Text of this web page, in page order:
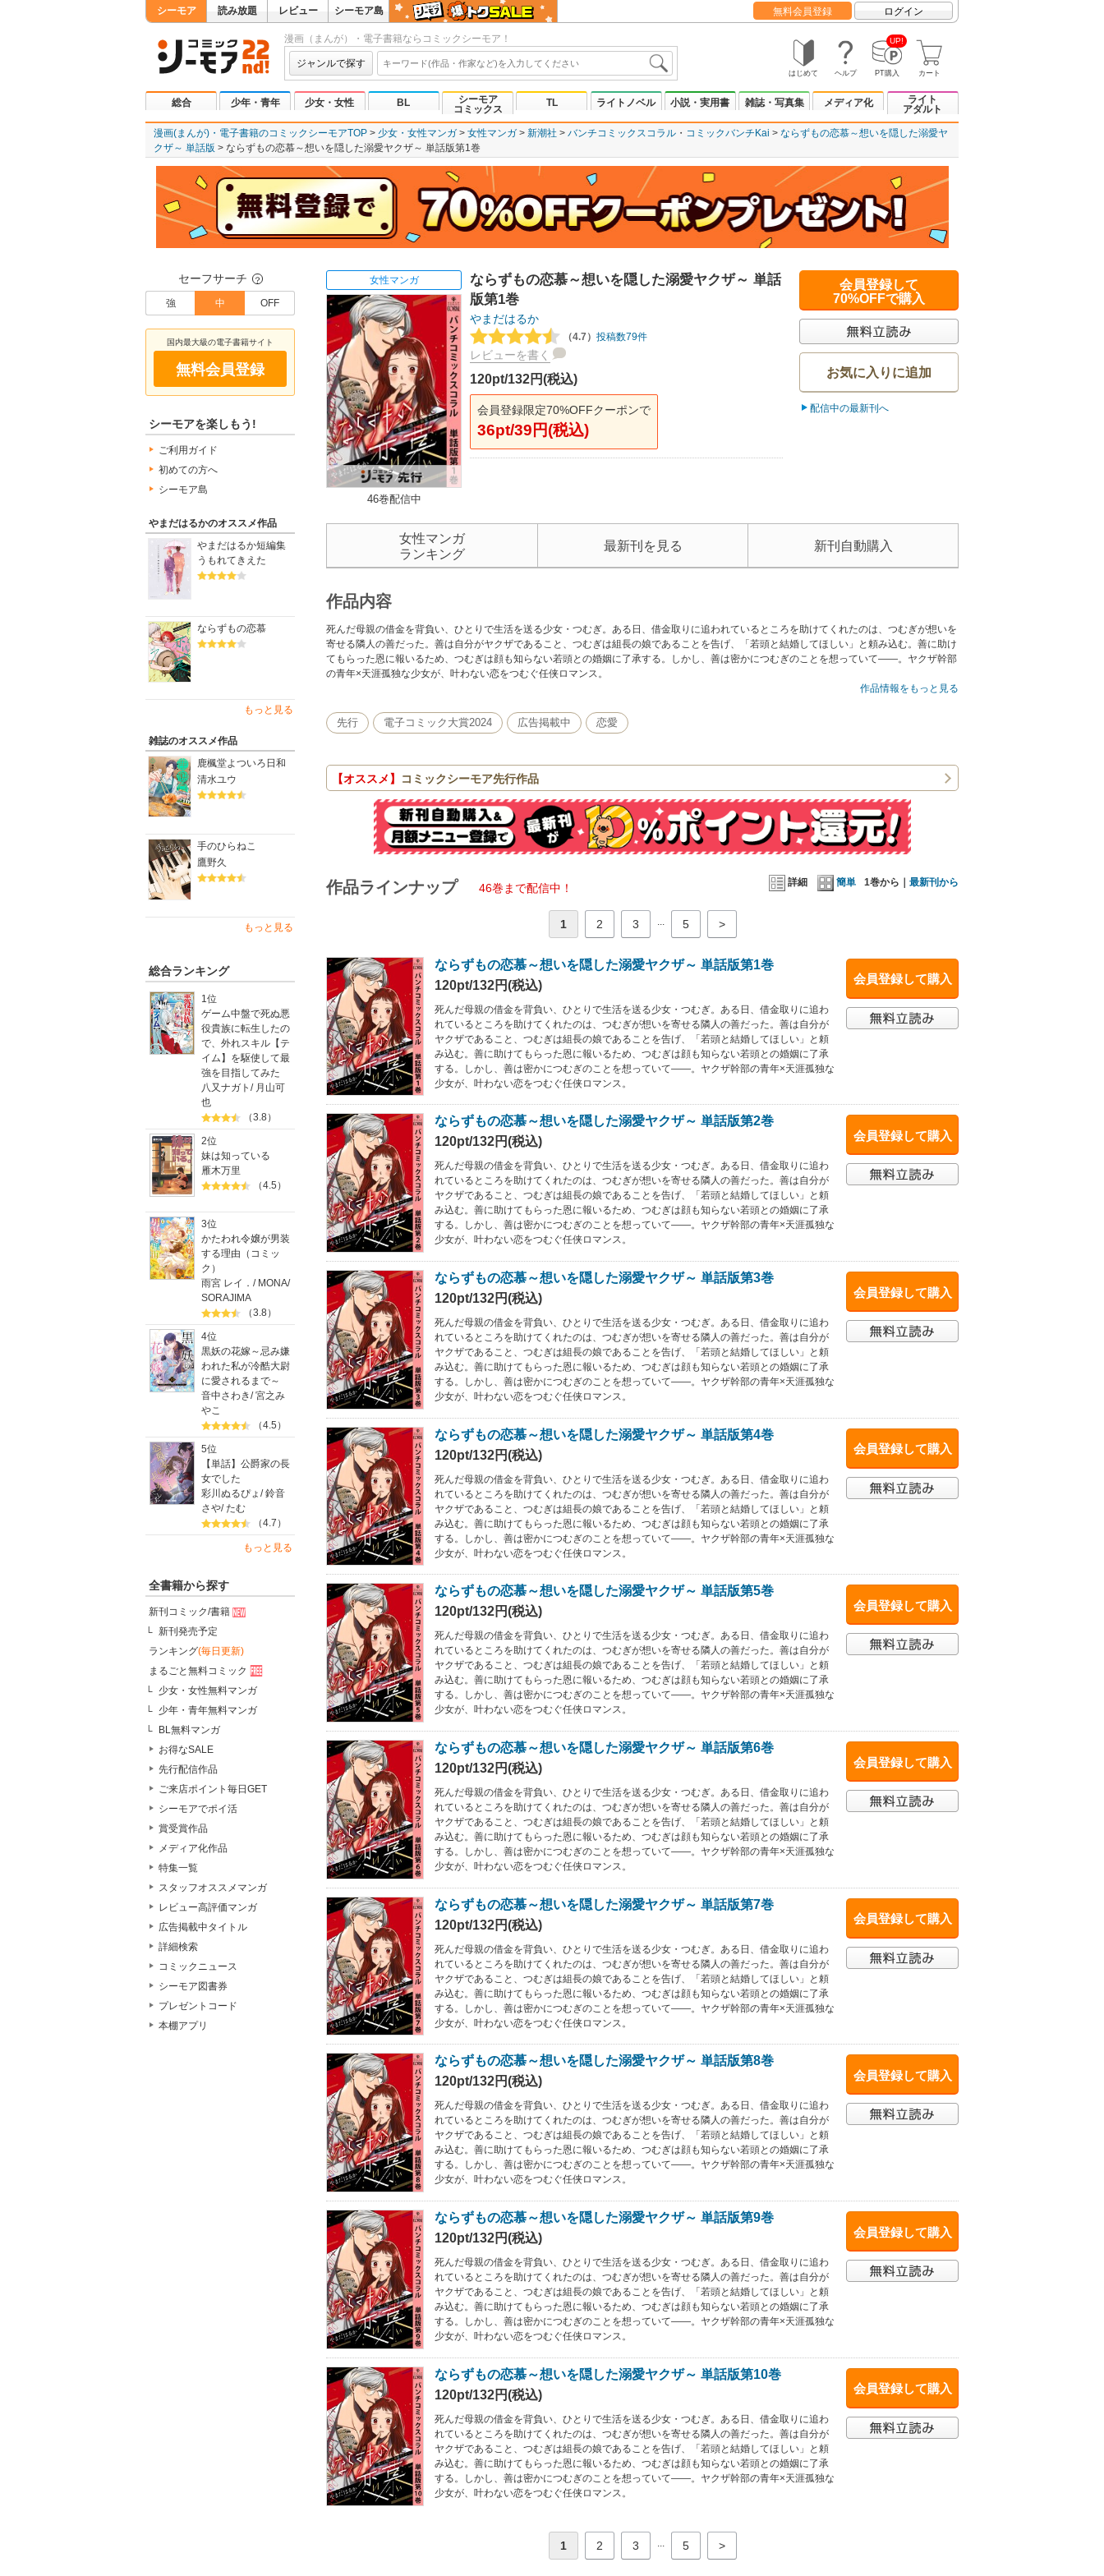
シーモア 読み放題 レビュー シーモア島 無料会員登録 ログイン
漫画（まんが）・電子書籍ならコミックシーモア！
ジャンルで探す
はじめて ヘルプ
UP!
PT購入 カート
総合 少年・青年 少女・女性 BL
シーモア
コミックス
TL ライトノベル 小説・実用書 雑誌・写真集 メディア化
ライト
アダルト
漫画(まんが)・電子書籍のコミックシーモアTOP 少女・女性マンガ 女性マンガ 新潮社 バンチコミックスコラル コミックバンチKai
ならずもの恋慕～想いを隠した溺愛ヤ
クザ～ 単話版
ならずもの恋慕～想いを隠した溺愛ヤクザ～ 単話版第1巻
セーフサーチ ？
強 中 OFF
国内最大級の電子書籍サイト
無料会員登録
シーモアを楽しもう!
ご利用ガイド
初めての方へ
シーモア島
やまだはるかのオススメ作品
やまだはるか短編集
うもれてきえた
ならずもの恋慕
もっと見る
雑誌のオススメ作品
鹿楓堂よついろ日和
清水ユウ
手のひらねこ
鷹野久
もっと見る
総合ランキング
1位
ゲーム中盤で死ぬ悪
役貴族に転生したの
で、外れスキル【テ
イム】を駆使して最
強を目指してみた
八又ナガト / 月山可
也
（3.8）
2位
妹は知っている
雁木万里
（4.5）
3位
かたわれ令嬢が男装
する理由（コミッ
ク）
雨宮 レイ． / MONA/
SORAJIMA
（3.8）
4位
黒妖の花嫁～忌み嫌
われた私が冷酷大尉
に愛されるまで～
音中さわき/宮之み
やこ
（4.5）
5位
【単話】公爵家の長
女でした
彩川ぬるぴょ /鈴音
さや/たむ
（4.7）
もっと見る
全書籍から探す
新刊コミック/書籍
新刊発売予定
ランキング(毎日更新)
まるごと無料コミック
少女・女性無料マンガ
少年・青年無料マンガ
BL無料マンガ
お得なSALE
先行配信作品
ご来店ポイント毎日GET
シーモアでポイ活
賞受賞作品
メディア化作品
特集一覧
スタッフオススメマンガ
レビュー高評価マンガ
広告掲載中タイトル
詳細検索
コミックニュース
シーモア図書券
プレゼントコード
本棚アプリ
女性マンガ
46巻配信中
ならずもの恋慕～想いを隠した溺愛ヤクザ～ 単話
版第1巻
やまだはるか
（4.7） 投稿数79件
レビューを書く
120pt/132円(税込)
会員登録限定70%OFFクーポンで
36pt/39円(税込)
会員登録して
70%OFFで購入
お気に入りに追加
配信中の最新刊へ
女性マンガ
ランキング
最新刊を見る 新刊自動購入
作品内容
死んだ母親の借金を背負い、ひとりで生活を送る少女・つむぎ。ある日、借金取りに追われているところを助けてくれたのは、つむぎが想いを
寄せる隣人の善だった。善は自分がヤクザであること、つむぎは組長の娘であることを告げ、「若頭と結婚してほしい」と頼み込む。善に助け
てもらった恩に報いるため、つむぎは顔も知らない若頭との婚姻に了承する。しかし、善は密かにつむぎのことを想っていて――。ヤクザ幹部
の青年×天涯孤独な少女が、叶わない恋をつむぐ任侠ロマンス。
作品情報をもっと見る
先行 電子コミック大賞2024 広告掲載中 恋愛
【オススメ】 コミックシーモア先行作品
詳細 簡単 1巻から｜ 最新刊から
作品ラインナップ 46巻まで配信中！
1 2 3 5 >
会員登録して購入
ならずもの恋慕～想いを隠した溺愛ヤクザ～ 単話版第1巻
120pt/132円(税込)
死んだ母親の借金を背負い、ひとりで生活を送る少女・つむぎ。ある日、借金取りに追わ
れているところを助けてくれたのは、つむぎが想いを寄せる隣人の善だった。善は自分が
ヤクザであること、つむぎは組長の娘であることを告げ、「若頭と結婚してほしい」と頼
み込む。善に助けてもらった恩に報いるため、つむぎは顔も知らない若頭との婚姻に了承
する。しかし、善は密かにつむぎのことを想っていて――。ヤクザ幹部の青年×天涯孤独な
少女が、叶わない恋をつむぐ任侠ロマンス。
会員登録して購入
ならずもの恋慕～想いを隠した溺愛ヤクザ～ 単話版第2巻
120pt/132円(税込)
死んだ母親の借金を背負い、ひとりで生活を送る少女・つむぎ。ある日、借金取りに追わ
れているところを助けてくれたのは、つむぎが想いを寄せる隣人の善だった。善は自分が
ヤクザであること、つむぎは組長の娘であることを告げ、「若頭と結婚してほしい」と頼
み込む。善に助けてもらった恩に報いるため、つむぎは顔も知らない若頭との婚姻に了承
する。しかし、善は密かにつむぎのことを想っていて――。ヤクザ幹部の青年×天涯孤独な
少女が、叶わない恋をつむぐ任侠ロマンス。
会員登録して購入
ならずもの恋慕～想いを隠した溺愛ヤクザ～ 単話版第3巻
120pt/132円(税込)
死んだ母親の借金を背負い、ひとりで生活を送る少女・つむぎ。ある日、借金取りに追わ
れているところを助けてくれたのは、つむぎが想いを寄せる隣人の善だった。善は自分が
ヤクザであること、つむぎは組長の娘であることを告げ、「若頭と結婚してほしい」と頼
み込む。善に助けてもらった恩に報いるため、つむぎは顔も知らない若頭との婚姻に了承
する。しかし、善は密かにつむぎのことを想っていて――。ヤクザ幹部の青年×天涯孤独な
少女が、叶わない恋をつむぐ任侠ロマンス。
会員登録して購入
ならずもの恋慕～想いを隠した溺愛ヤクザ～ 単話版第4巻
120pt/132円(税込)
死んだ母親の借金を背負い、ひとりで生活を送る少女・つむぎ。ある日、借金取りに追わ
れているところを助けてくれたのは、つむぎが想いを寄せる隣人の善だった。善は自分が
ヤクザであること、つむぎは組長の娘であることを告げ、「若頭と結婚してほしい」と頼
み込む。善に助けてもらった恩に報いるため、つむぎは顔も知らない若頭との婚姻に了承
する。しかし、善は密かにつむぎのことを想っていて――。ヤクザ幹部の青年×天涯孤独な
少女が、叶わない恋をつむぐ任侠ロマンス。
会員登録して購入
ならずもの恋慕～想いを隠した溺愛ヤクザ～ 単話版第5巻
120pt/132円(税込)
死んだ母親の借金を背負い、ひとりで生活を送る少女・つむぎ。ある日、借金取りに追わ
れているところを助けてくれたのは、つむぎが想いを寄せる隣人の善だった。善は自分が
ヤクザであること、つむぎは組長の娘であることを告げ、「若頭と結婚してほしい」と頼
み込む。善に助けてもらった恩に報いるため、つむぎは顔も知らない若頭との婚姻に了承
する。しかし、善は密かにつむぎのことを想っていて――。ヤクザ幹部の青年×天涯孤独な
少女が、叶わない恋をつむぐ任侠ロマンス。
会員登録して購入
ならずもの恋慕～想いを隠した溺愛ヤクザ～ 単話版第6巻
120pt/132円(税込)
死んだ母親の借金を背負い、ひとりで生活を送る少女・つむぎ。ある日、借金取りに追わ
れているところを助けてくれたのは、つむぎが想いを寄せる隣人の善だった。善は自分が
ヤクザであること、つむぎは組長の娘であることを告げ、「若頭と結婚してほしい」と頼
み込む。善に助けてもらった恩に報いるため、つむぎは顔も知らない若頭との婚姻に了承
する。しかし、善は密かにつむぎのことを想っていて――。ヤクザ幹部の青年×天涯孤独な
少女が、叶わない恋をつむぐ任侠ロマンス。
会員登録して購入
ならずもの恋慕～想いを隠した溺愛ヤクザ～ 単話版第7巻
120pt/132円(税込)
死んだ母親の借金を背負い、ひとりで生活を送る少女・つむぎ。ある日、借金取りに追わ
れているところを助けてくれたのは、つむぎが想いを寄せる隣人の善だった。善は自分が
ヤクザであること、つむぎは組長の娘であることを告げ、「若頭と結婚してほしい」と頼
み込む。善に助けてもらった恩に報いるため、つむぎは顔も知らない若頭との婚姻に了承
する。しかし、善は密かにつむぎのことを想っていて――。ヤクザ幹部の青年×天涯孤独な
少女が、叶わない恋をつむぐ任侠ロマンス。
会員登録して購入
ならずもの恋慕～想いを隠した溺愛ヤクザ～ 単話版第8巻
120pt/132円(税込)
死んだ母親の借金を背負い、ひとりで生活を送る少女・つむぎ。ある日、借金取りに追わ
れているところを助けてくれたのは、つむぎが想いを寄せる隣人の善だった。善は自分が
ヤクザであること、つむぎは組長の娘であることを告げ、「若頭と結婚してほしい」と頼
み込む。善に助けてもらった恩に報いるため、つむぎは顔も知らない若頭との婚姻に了承
する。しかし、善は密かにつむぎのことを想っていて――。ヤクザ幹部の青年×天涯孤独な
少女が、叶わない恋をつむぐ任侠ロマンス。
会員登録して購入
ならずもの恋慕～想いを隠した溺愛ヤクザ～ 単話版第9巻
120pt/132円(税込)
死んだ母親の借金を背負い、ひとりで生活を送る少女・つむぎ。ある日、借金取りに追わ
れているところを助けてくれたのは、つむぎが想いを寄せる隣人の善だった。善は自分が
ヤクザであること、つむぎは組長の娘であることを告げ、「若頭と結婚してほしい」と頼
み込む。善に助けてもらった恩に報いるため、つむぎは顔も知らない若頭との婚姻に了承
する。しかし、善は密かにつむぎのことを想っていて――。ヤクザ幹部の青年×天涯孤独な
少女が、叶わない恋をつむぐ任侠ロマンス。
会員登録して購入
ならずもの恋慕～想いを隠した溺愛ヤクザ～ 単話版第10巻
120pt/132円(税込)
死んだ母親の借金を背負い、ひとりで生活を送る少女・つむぎ。ある日、借金取りに追わ
れているところを助けてくれたのは、つむぎが想いを寄せる隣人の善だった。善は自分が
ヤクザであること、つむぎは組長の娘であることを告げ、「若頭と結婚してほしい」と頼
み込む。善に助けてもらった恩に報いるため、つむぎは顔も知らない若頭との婚姻に了承
する。しかし、善は密かにつむぎのことを想っていて――。ヤクザ幹部の青年×天涯孤独な
少女が、叶わない恋をつむぐ任侠ロマンス。
1 2 3 5 >